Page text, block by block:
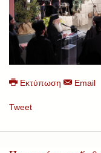
Εκτύπωση Email
Tweet